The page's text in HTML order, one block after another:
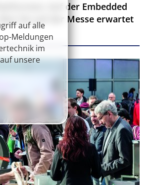
Auf der Embedded
Sie auf der Messe erwartet
auf alle
Meldungen
im
unsere